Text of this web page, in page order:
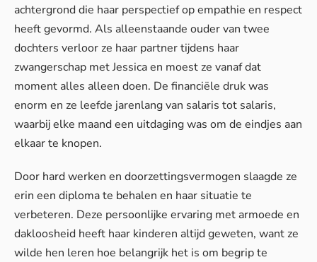
achtergrond die haar perspectief op empathie en respect
heeft gevormd. Als alleenstaande ouder van twee
dochters verloor ze haar partner tijdens haar
zwangerschap met Jessica en moest ze vanaf dat
moment alles alleen doen. De financiële druk was
enorm en ze leefde jarenlang van salaris tot salaris,
waarbij elke maand een uitdaging was om de eindjes aan
elkaar te knopen.
Door hard werken en doorzettingsvermogen slaagde ze
erin een diploma te behalen en haar situatie te
verbeteren. Deze persoonlijke ervaring met armoede en
dakloosheid heeft haar kinderen altijd geweten, want ze
wilde hen leren hoe belangrijk het is om begrip te